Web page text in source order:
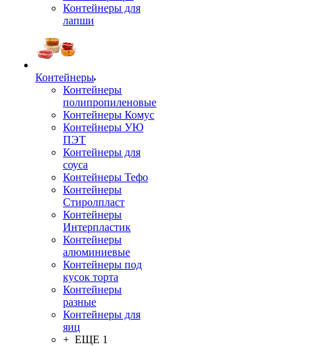
Контейнеры для
лапши
Контейнеры
Контейнеры
полипропиленовые
Контейнеры Комус
Контейнеры УЮ
ПЭТ
Контейнеры для
соуса
Контейнеры Тефо
Контейнеры
Стиролпласт
Контейнеры
Интерпластик
Контейнеры
алюминиевые
Контейнеры под
кусок торта
Контейнеры
разные
Контейнеры для
яиц
+ ЕЩЕ 1